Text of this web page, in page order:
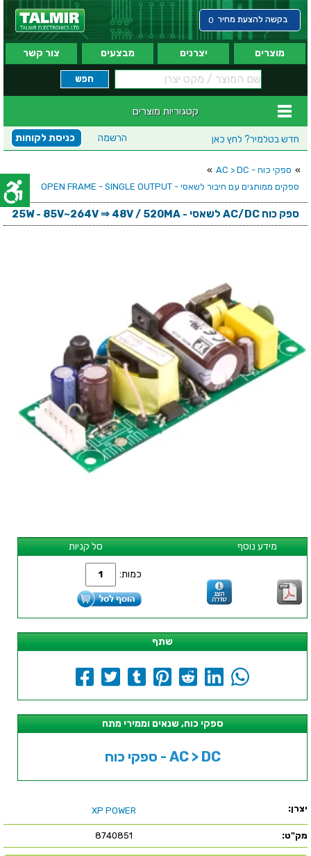
בקשה להצעת מחיר 0
מוצרים יצרנים מבצעים צור קשר
קטגוריות מוצרים
חדש בטלמיר? לחץ כאן כניסת לקוחות הרשמה
» ספקי כוח - AC > DC
»
ספקים ממותגים עם חיבור לשאסי - OPEN FRAME - SINGLE OUTPUT
ספק כוח AC/DC לשאסי - 25W - 85V~264V ⇒ 48V / 520MA
סל קניות מידע נוסף
כמות:
שתף
ספקי כוח, שנאים וממירי מתח
ספקי כוח - AC > DC
יצרן: XP POWER
מק"ט: 8740851